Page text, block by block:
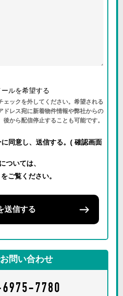
ルを希望する
ェックを外してください。希望される
ドレス宛に新着物件情報や弊社からの
から配信停止することも可能です。
同意し、送信する。( 確認画面
ついては、
をご覧ください。
送信する
問い合わせ
7780